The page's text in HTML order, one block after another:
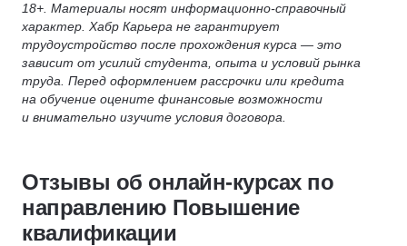
18+. Материалы носят информационно-справочный
характер. Хабр Карьера не гарантирует
трудоустройство после прохождения курса — это
зависит от усилий студента, опыта и условий рынка
труда. Перед оформлением рассрочки или кредита
на обучение оцените финансовые возможности
и внимательно изучите условия договора.
Отзывы об онлайн-курсах по
направлению Повышение
квалификации